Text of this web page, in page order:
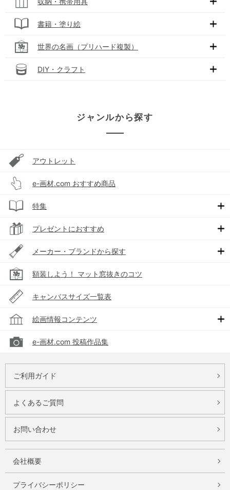
書籍・塗り絵
世界の名画（プリハード複製）
DIY・クラフト
ジャンルから探す
アウトレット
e-画材.com おすすめ商品
特集
プレゼントにおすすめ
メーカー・ブランドから探す
額装しよう！ マット窓抜きのコツ
キャンバスサイズ一覧表
絵画情報コンテンツ
e-画材.com 投稿作品集
ご利用ガイド
よくあるご質問
お問い合わせ
会社概要
プライバシーポリシー